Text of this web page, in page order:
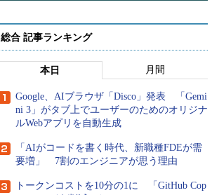
総合 記事ランキング
本日 月間
Google、AIブラウザ「Disco」発表 「Gemi
ni 3」がタブ上でユーザーのためのオリジナ
ルWebアプリを自動生成
「AIがコードを書く時代、新職種FDEが需
要増」 7割のエンジニアが思う理由
トークンコストを10分の1に 「GitHub Cop